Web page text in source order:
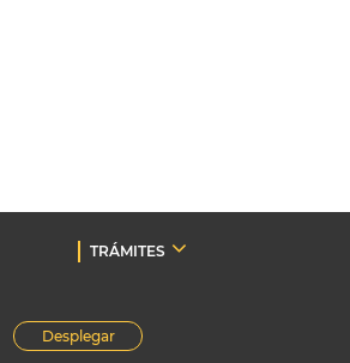
TRÁMITES
Desplegar